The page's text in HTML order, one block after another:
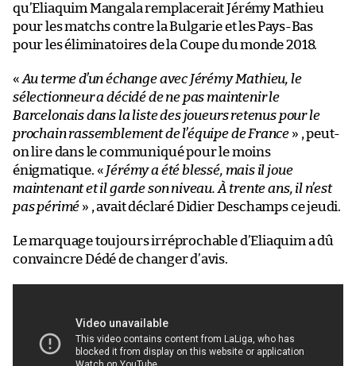
qu’Eliaquim Mangala remplacerait Jérémy Mathieu
pour les matchs contre la Bulgarie et les Pays-Bas
pour les éliminatoires de la Coupe du monde 2018.
« Au terme d’un échange avec Jérémy Mathieu, le
sélectionneur a décidé de ne pas maintenir le
Barcelonais dans la liste des joueurs retenus pour le
prochain rassemblement de l’équipe de France » , peut-
on lire dans le communiqué pour le moins
énigmatique. « Jérémy a été blessé, mais il joue
maintenant et il garde son niveau. À trente ans, il n’est
pas périmé » , avait déclaré Didier Deschamps ce jeudi.
Le marquage toujours irréprochable d’Eliaquim a dû
convaincre Dédé de changer d’avis.